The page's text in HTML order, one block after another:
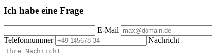
Ich habe eine Frage
E-Mail
Telefonnummer
Nachricht